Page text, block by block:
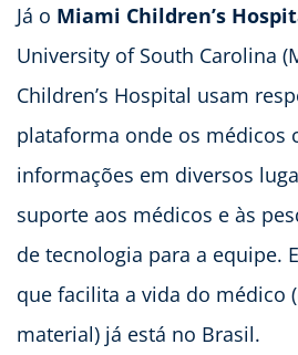
Já o Miami Children’s
University of South Carolina
Children’s Hospital usam
plataforma onde os médicos
informações em diversos
suporte aos médicos e às
de tecnologia para a equipe.
que facilita a vida do médico
material) já está no Brasil.